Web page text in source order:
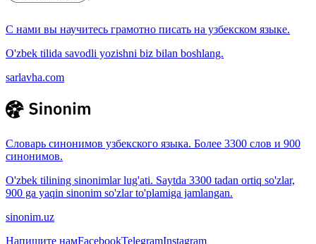
С нами вы научитесь грамотно писать на узбекском языке.
O'zbek tilida savodli yozishni biz bilan boshlang.
sarlavha.com
Словарь синонимов узбекского языка. Более 3300 слов и 900
синонимов.
O'zbek tilining sinonimlar lug'ati. Saytda 3300 tadan ortiq so'zlar,
900 ga yaqin sinonim so'zlar to'plamiga jamlangan.
sinonim.uz
Напишите намFacebookTelegramInstagram